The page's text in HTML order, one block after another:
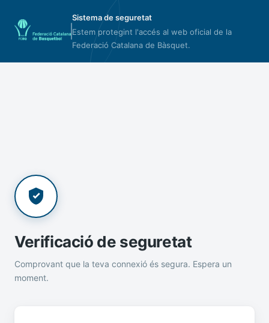
Sistema de seguretat
Estem protegint l'accés al web oficial de la
Federació Catalana de Bàsquet.
Verificació de seguretat
Comprovant que la teva connexió és segura. Espera un
moment.